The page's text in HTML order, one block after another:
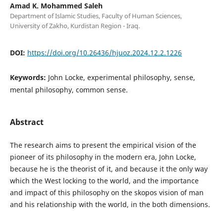
Amad K. Mohammed Saleh
Department of Islamic Studies, Faculty of Human Sciences,
University of Zakho, Kurdistan Region - Iraq.
DOI: https://doi.org/10.26436/hjuoz.2024.12.2.1226
Keywords: John Locke, experimental philosophy, sense,
mental philosophy, common sense.
Abstract
The research aims to present the empirical vision of the
pioneer of its philosophy in the modern era, John Locke,
because he is the theorist of it, and because it the only way
which the West locking to the world, and the importance
and impact of this philosophy on the skopos vision of man
and his relationship with the world, in the both dimensions.